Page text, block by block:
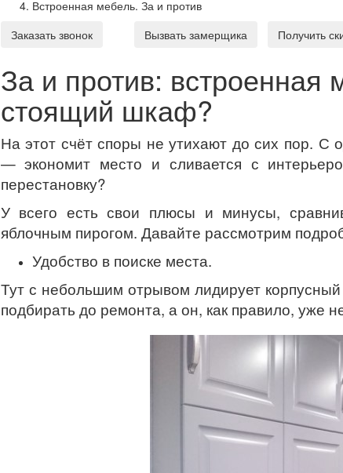
Встроенная мебель. За и против
Заказать звонок
Вызвать замерщика Получить
За и против: встроенная
стоящий шкаф?
На этот счёт споры не утихают до сих пор. С
— экономит место и сливается с
перестановку?
У всего есть свои плюсы и минусы,
яблочным пирогом. Давайте рассмотрим
Удобство в поиске места.
Тут с небольшим отрывом лидирует
подбирать до ремонта, а он, как правило, уже